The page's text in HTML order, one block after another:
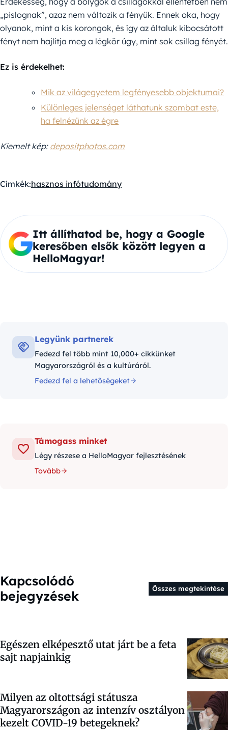
„pislognak”, azaz nem változik a fényük. Ennek oka, hogy
olyanok, mint a kis korongok, és így az általuk kibocsátott
fényt nem hajlítja meg a légkör úgy, mint sok csillag fényét.
Ez is érdekelhet:
Mik az világegyetem legfényesebb objektumai?
Különleges jelenséget láthatunk szombat este,
ha felnézünk az égre
Kiemelt kép: depositphotos.com
Címkék:hasznos infótudomány
Itt állíthatod be, hogy a Google
keresőben elsők között legyen a
HelloMagyar!
Legyünk partnerek
Fedezd fel több mint 10,000+ cikkünket
Magyarországról és a kultúráról.
Fedezd fel a lehetőségeket
Támogass minket
Légy részese a HelloMagyar fejlesztésének
Tovább
Kapcsolódó
bejegyzések
Összes megtekintése
Egészen elképesztő utat járt be a feta
sajt napjainkig
Milyen az oltottsági státusza
Magyarországon az intenzív osztályon
kezelt COVID-19 betegeknek?